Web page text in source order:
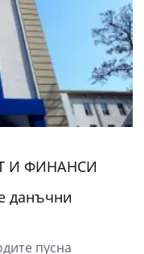
И ФИНАНСИ
данъчни
пусна